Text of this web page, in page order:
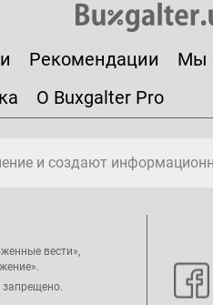
Рекомендации Мы
О Buxgalter Pro
и создают
вести»,
запрещено.